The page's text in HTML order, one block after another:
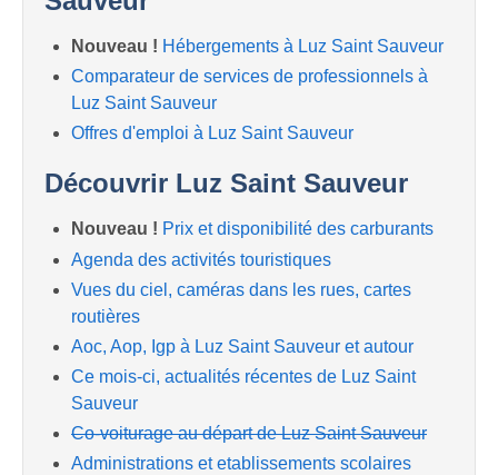
Nouveau ! Hébergements à Luz Saint Sauveur
Comparateur de services de professionnels à
Luz Saint Sauveur
Offres d'emploi à Luz Saint Sauveur
Découvrir Luz Saint Sauveur
Nouveau ! Prix et disponibilité des carburants
Agenda des activités touristiques
Vues du ciel, caméras dans les rues, cartes
routières
Aoc, Aop, Igp à Luz Saint Sauveur et autour
Ce mois-ci, actualités récentes de Luz Saint
Sauveur
Co-voiturage au départ de Luz Saint Sauveur
Administrations et etablissements scolaires